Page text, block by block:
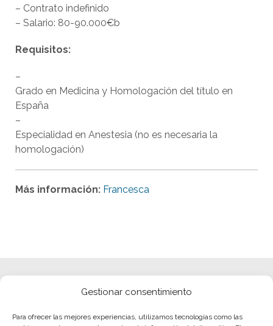
Gestionar consentimiento
Para ofrecer las mejores experiencias, utilizamos tecnologías como las
– Contrato indefinido
– Salario: 80-90.000€b
Requisitos:
–
Grado en Medicina y Homologación del título en
España
–
Especialidad en Anestesia (no es necesaria la
homologación)
Más información: Francesca